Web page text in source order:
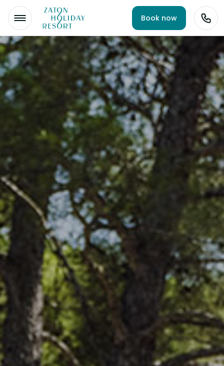
Book now